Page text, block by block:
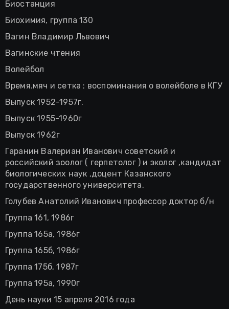
Биостанция
Биохимия, группа 130
Вагин Владимир Львович
Вагинские чтения
Волейбол
Время.мяч и сетка : воспоминания о волейболе в КГУ
Выпуск 1952-1957г.
Выпуск 1955-1960г
Выпуск 1962г
Гаранин Валериан Иванович советский и
российский зоолог ( герпетолог ) и эколог ,кандидат
биологических наук ,доцент Казанского
государственного университета.
Голубев Анатолий Иванович профессор доктор б/н
Группа 161, 1986г
Группа 165а, 1986г
Группа 165б, 1986г
Группа 175б, 1987г
Группа 195а, 1990г
День науки 15 апреля 2016 года